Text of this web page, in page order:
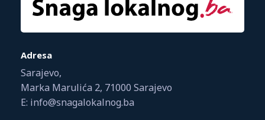
Adresa
Sarajevo,
Marka Marulića 2, 71000 Sarajevo
E: info@snagalokalnog.ba